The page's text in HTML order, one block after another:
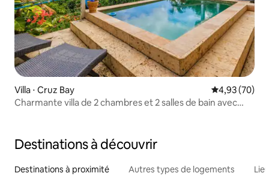
Villa ⋅ Cruz Bay Évaluation
4,93 (70)
Charmante villa de 2 chambres et 2 salles de bain avec
Destinations à découvrir
Destinations à proximité Autres types de logements